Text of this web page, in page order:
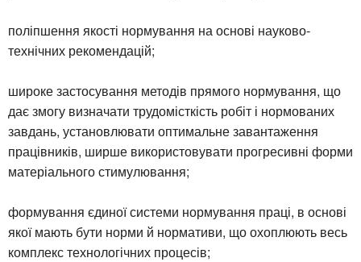
поліпшення якості нормування на основі науково-
технічних рекомендацій;
широке застосування методів прямого нормування, що
дає змогу визначати трудомісткість робіт і нормованих
завдань, установлювати оптимальне завантаження
працівників, ширше використовувати прогресивні форми
матеріального стимулювання;
формування єдиної системи нормування праці, в основі
якої мають бути норми й нормативи, що охоплюють весь
комплекс технологічних процесів;